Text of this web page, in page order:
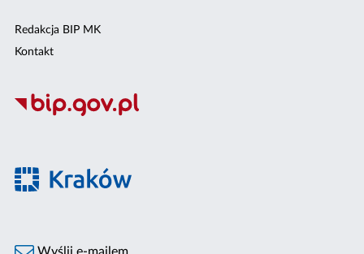
Redakcja BIP MK
Kontakt